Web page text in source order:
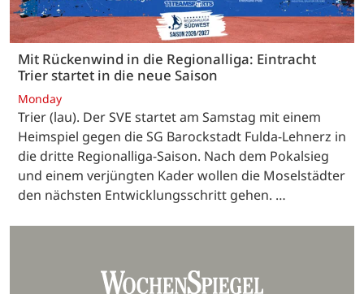
Mit Rückenwind in die Regionalliga: Eintracht
Trier startet in die neue Saison
Monday
Trier (lau). Der SVE startet am Samstag mit einem
Heimspiel gegen die SG Barockstadt Fulda-Lehnerz in
die dritte Regionalliga-Saison. Nach dem Pokalsieg
und einem verjüngten Kader wollen die Moselstädter
den nächsten Entwicklungsschritt gehen. …